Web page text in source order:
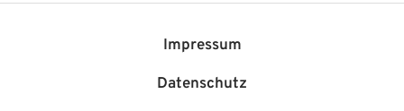
Impressum
Datenschutz